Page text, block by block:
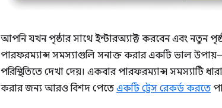
আপনি যখন পৃষ্ঠার সাথে ইন্টারঅ্যাক্ট করবেন এবং নতুন
পারফরম্যান্স সমস্যাগুলি সনাক্ত করার একটি ভাল
পরিস্থিতিতে দেখা দেয়। একবার পারফরম্যান্স সমস্যাটি
করার জন্য আরও বিশদ পেতে একটি ট্রেস রেকর্ড করতে